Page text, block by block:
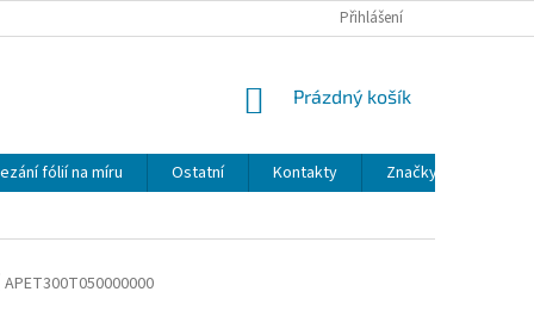
Přihlášení
NÁKUPNÍ
Prázdný košík
fólií na míru Ostatní Kontakty
Značky
APET300T050000000